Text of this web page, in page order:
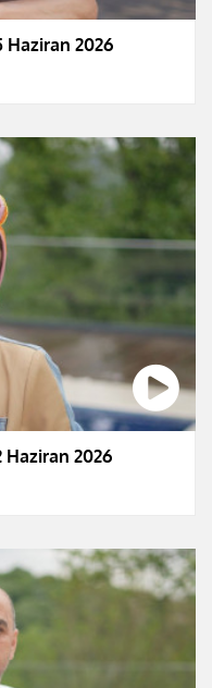
Haziran 2026
Haziran 2026